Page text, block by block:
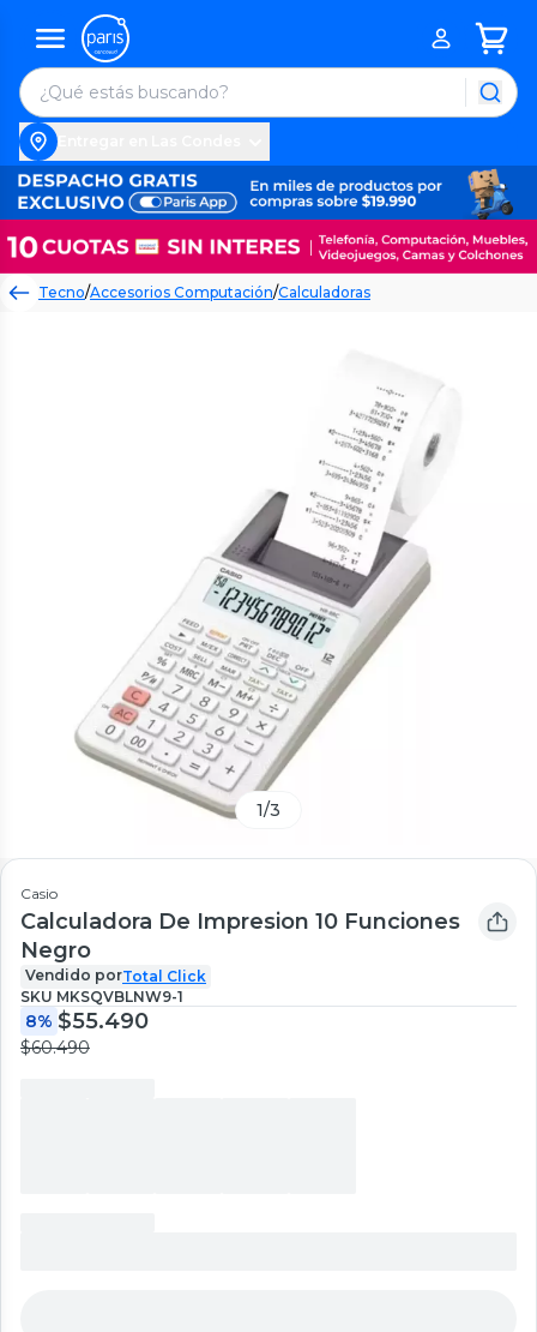
Tecno/Accesorios Computación/Calculadoras
1/3
Casio
Calculadora De Impresion 10 Funciones
Negro
Vendido porTotal Click
SKU MKSQVBLNW9-1
8% $55.490
$60.490